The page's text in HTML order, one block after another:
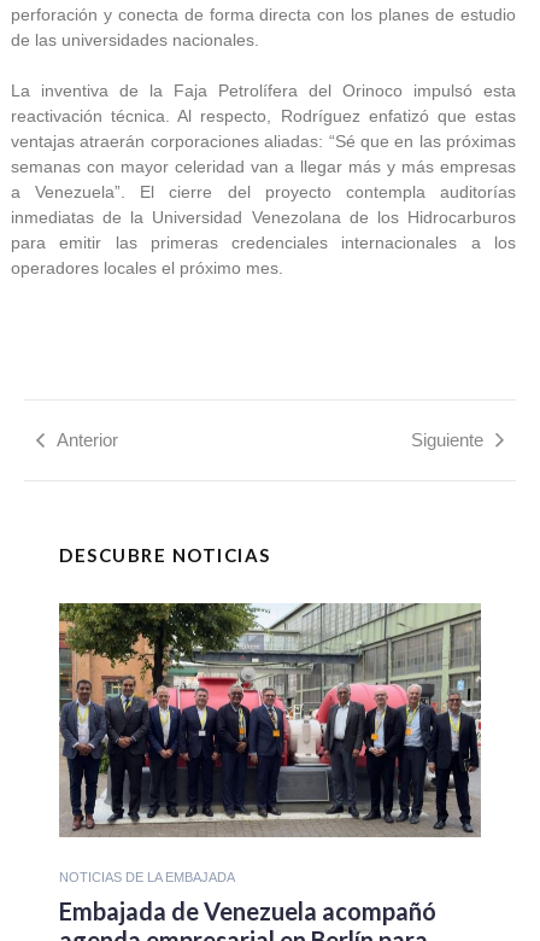
perforación y conecta de forma directa con los planes de estudio
de las universidades nacionales.
La inventiva de la Faja Petrolífera del Orinoco impulsó esta
reactivación técnica. Al respecto, Rodríguez enfatizó que estas
ventajas atraerán corporaciones aliadas: “Sé que en las próximas
semanas con mayor celeridad van a llegar más y más empresas
a Venezuela”. El cierre del proyecto contempla auditorías
inmediatas de la Universidad Venezolana de los Hidrocarburos
para emitir las primeras credenciales internacionales a los
operadores locales el próximo mes.
Anterior Siguiente
DESCUBRE NOTICIAS
NOTICIAS DE LA EMBAJADA
Embajada de Venezuela acompañó